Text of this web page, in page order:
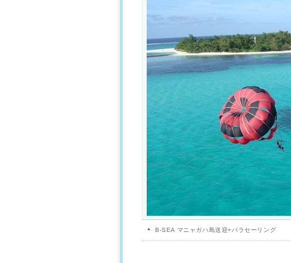
B-SEA マニャガハ島送迎+パラセーリング